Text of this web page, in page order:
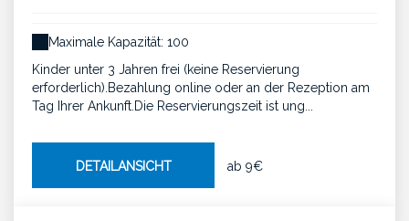
Maximale Kapazität: 100
Kinder unter 3 Jahren frei (keine Reservierung
erforderlich).Bezahlung online oder an der Rezeption am
Tag Ihrer Ankunft.Die Reservierungszeit ist ung...
DETAILANSICHT ab 9€